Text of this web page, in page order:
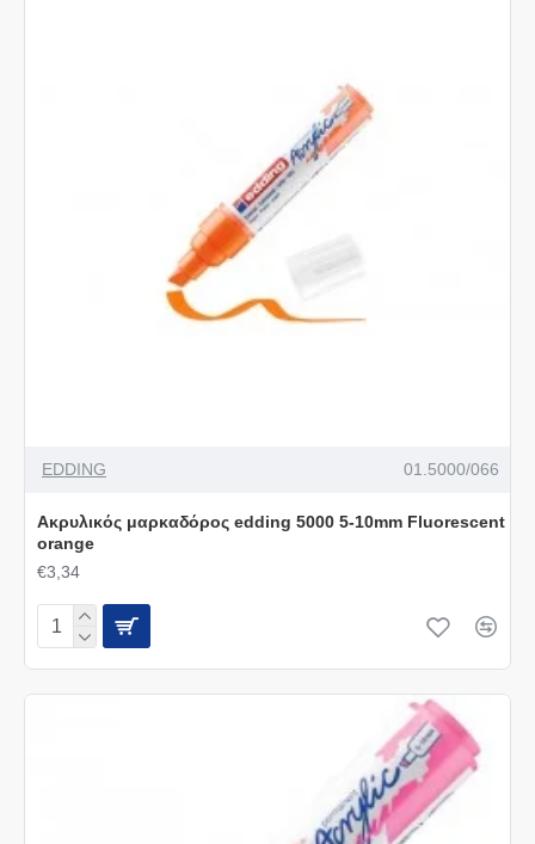
EDDING 01.5000/066
Ακρυλικός μαρκαδόρος edding 5000 5-10mm Fluorescent
orange
€3,34